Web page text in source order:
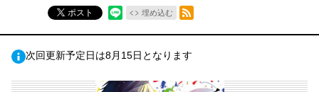
ポスト 埋め込む
RSSフィード
次回更新予定日は8月15日となります